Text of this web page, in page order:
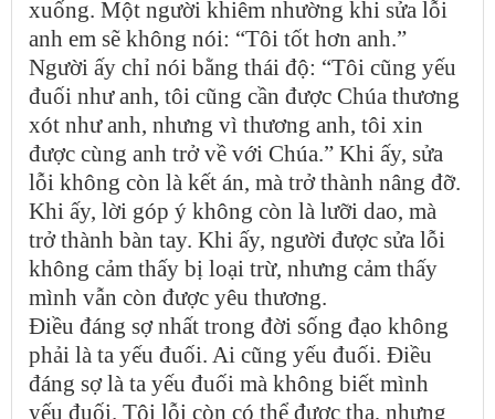
xuống. Một người khiêm nhường khi sửa lỗi
anh em sẽ không nói: “Tôi tốt hơn anh.”
Người ấy chỉ nói bằng thái độ: “Tôi cũng yếu
đuối như anh, tôi cũng cần được Chúa thương
xót như anh, nhưng vì thương anh, tôi xin
được cùng anh trở về với Chúa.” Khi ấy, sửa
lỗi không còn là kết án, mà trở thành nâng đỡ.
Khi ấy, lời góp ý không còn là lưỡi dao, mà
trở thành bàn tay. Khi ấy, người được sửa lỗi
không cảm thấy bị loại trừ, nhưng cảm thấy
mình vẫn còn được yêu thương.
Điều đáng sợ nhất trong đời sống đạo không
phải là ta yếu đuối. Ai cũng yếu đuối. Điều
đáng sợ là ta yếu đuối mà không biết mình
yếu đuối. Tội lỗi còn có thể được tha, nhưng